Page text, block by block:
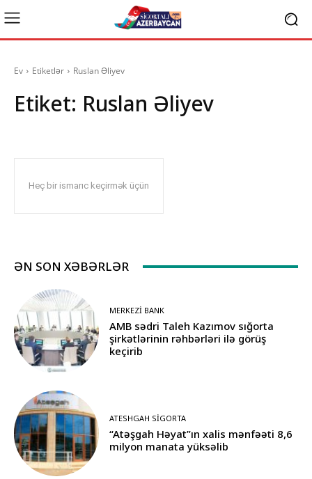
Ev Etiketlər Ruslan Əliyev
Etiket: Ruslan Əliyev
Heç bir ismarıc keçirmək üçün
ƏN SON XƏBƏRLƏR
MERKEZI BANK
AMB sədri Taleh Kazımov sığorta
şirkətlərinin rəhbərləri ilə görüş
keçirib
ATESHGAH SIGORTA
“Atəşgah Həyat”ın xalis mənfəəti 8,6
milyon manata yüksəlib